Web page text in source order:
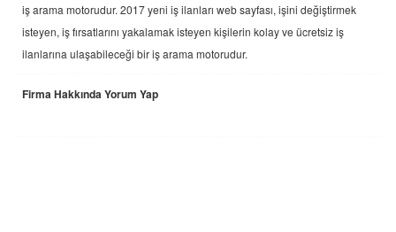
iş arama motorudur. 2017 yeni iş ilanları web sayfası, işini değiştirmek
isteyen, iş fırsatlarını yakalamak isteyen kişilerin kolay ve ücretsiz iş
ilanlarına ulaşabileceği bir iş arama motorudur.
Firma Hakkında Yorum Yap